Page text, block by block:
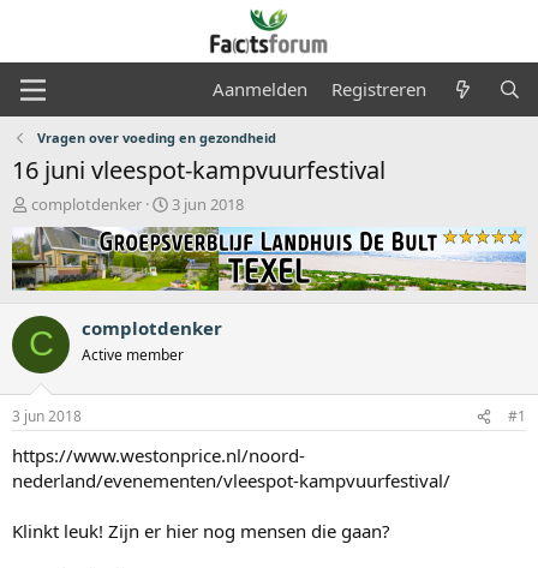
Aanmelden Registreren
Vragen over voeding en gezondheid
16 juni vleespot-kampvuurfestival
O
n
d
e
r
w
e
r
p
s
t
r
t
r
complotdenker
S
t
a
r
t
a
t
m
3 jun 2018
C complotdenker
Active member
3 jun 2018 #1
https://www.westonprice.nl/noord-
nederland/evenementen/vleespot-kampvuurfestival/
Klinkt leuk! Zijn er hier nog mensen die gaan?